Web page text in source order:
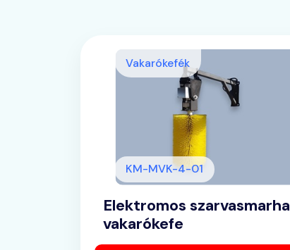
KM-MVK-4-01
Elektromos szarvasmarha
vakarókefe
Vakarókefék